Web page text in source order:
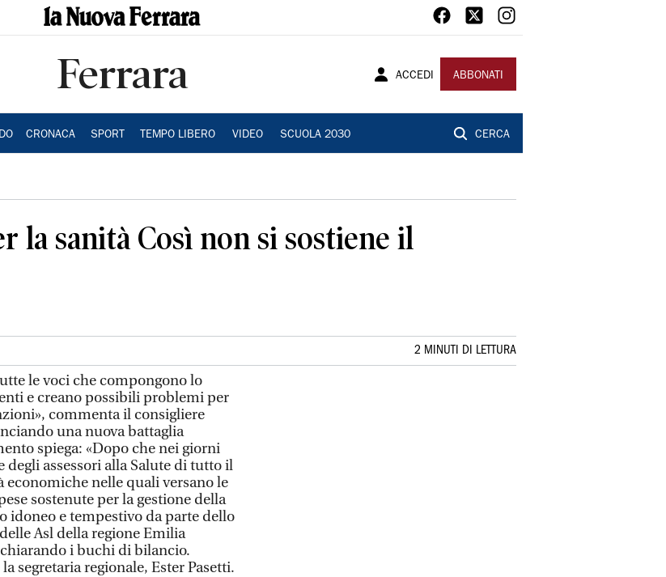
Ferrara ACCEDI ABBONATI
CRONACA SPORT TEMPO LIBERO VIDEO SCUOLA 2030 CERCA
la sanità Così non si sostiene il
2 MINUTI DI LETTURA
le voci che compongono lo
e creano possibili problemi per
commenta il consigliere
una nuova battaglia
spiega: «Dopo che nei giorni
degli assessori alla Salute di tutto il
economiche nelle quali versano le
sostenute per la gestione della
e tempestivo da parte dello
Asl della regione Emilia
i buchi di bilancio.
segretaria regionale, Ester Pasetti.